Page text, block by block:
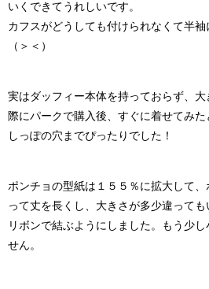
いくできてうれしいです。
カフスがどうしても付けられなくて半
（＞＜）
実はダッフィー本体を持っておらず、
際にパークで購入後、すぐに着せてみた
しっぽの穴までぴったりでした！
ポンチョの型紙は１５５％に拡大して
って丈を長くし、大きさが多少違っても
リボンで結ぶようにしました。もう少
せん。